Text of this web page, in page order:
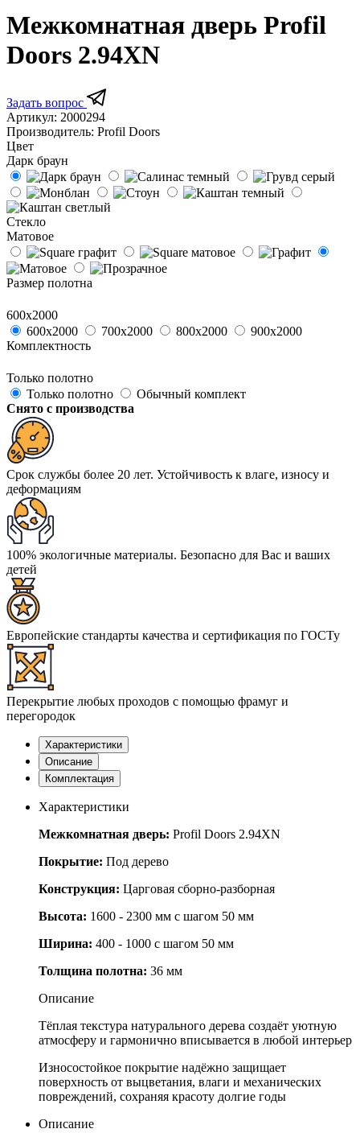
Межкомнатная дверь Profil
Doors 2.94XN
Задать вопрос
Артикул: 2000294
Производитель: Profil Doors
Цвет
Дарк браун
Стекло
Матовое
Размер полотна
600х2000
600х2000
700х2000 800х2000
900х2000
Комплектность
Только полотно
Только полотно
Обычный комплект
Снято с производства
Срок службы более 20 лет. Устойчивость к влаге, износу и
деформациям
100% экологичные материалы. Безопасно для Вас и ваших
детей
Европейские стандарты качества и сертификация по ГОСТу
Перекрытие любых проходов с помощью фрамуг и
перегородок
Характеристики
Описание
Комплектация
Характеристики
Межкомнатная дверь: Profil Doors 2.94XN
Покрытие: Под дерево
Конструкция: Царговая сборно-разборная
Высота: 1600 - 2300 мм с шагом 50 мм
Ширина: 400 - 1000 с шагом 50 мм
Толщина полотна: 36 мм
Описание
Тёплая текстура натурального дерева создаёт уютную
атмосферу и гармонично вписывается в любой интерьер
Износостойкое покрытие надёжно защищает
поверхность от выцветания, влаги и механических
повреждений, сохраняя красоту долгие годы
Описание